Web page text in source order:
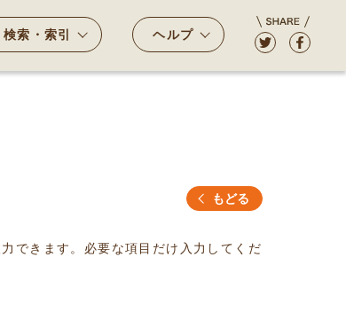
検索・索引 ヘルプ
もどる
できます。必要な項目だけ入力してくだ